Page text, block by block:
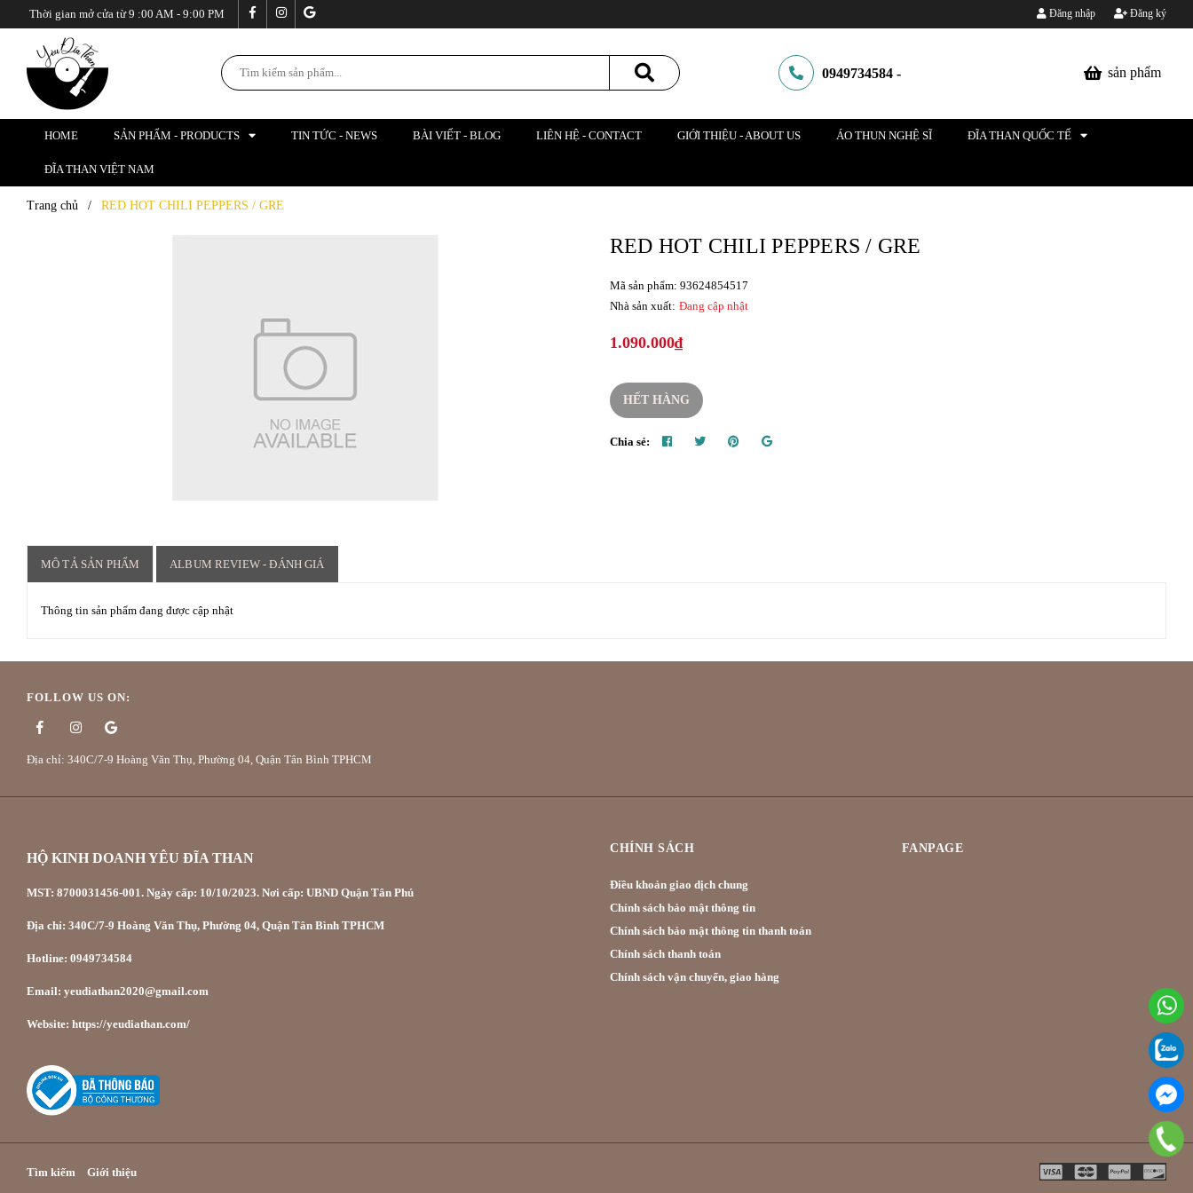
Thời gian mở cửa từ 9 :00 AM - 9:00 PM Đăng nhập Đăng ký
0949734584 - sản phẩm
HOME SẢN PHẨM - PRODUCTS TIN TỨC - NEWS BÀI VIẾT - BLOG LIÊN HỆ - CONTACT GIỚI THIỆU - ABOUT US ÁO THUN NGHỆ SĨ ĐĨA THAN QUỐC TẾ
ĐĨA THAN VIỆT NAM
Trang chủ / RED HOT CHILI PEPPERS / GRE
RED HOT CHILI PEPPERS / GRE
Mã sản phẩm: 93624854517
Nhà sản xuất: Đang cập nhật
1.090.000₫
HẾT HÀNG
Chia sẻ:
MÔ TẢ SẢN PHẨM ALBUM REVIEW - ĐÁNH GIÁ
Thông tin sản phẩm đang được cập nhật
FOLLOW US ON:
Địa chỉ: 340C/7-9 Hoàng Văn Thụ, Phường 04, Quận Tân Bình TPHCM
HỘ KINH DOANH YÊU ĐĨA THAN
MST: 8700031456-001. Ngày cấp: 10/10/2023. Nơi cấp: UBND Quận Tân Phú
Địa chỉ: 340C/7-9 Hoàng Văn Thụ, Phường 04, Quận Tân Bình TPHCM
Hotline: 0949734584
Email: yeudiathan2020@gmail.com
Website: https://yeudiathan.com/
CHÍNH SÁCH
Điều khoản giao dịch chung
Chính sách bảo mật thông tin
Chính sách bảo mật thông tin thanh toán
Chính sách thanh toán
Chính sách vận chuyển, giao hàng
FANPAGE
Tìm kiếm Giới thiệu